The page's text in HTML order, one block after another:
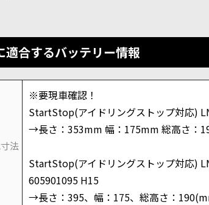
適合するバッテリー情報
法
※要現車確認！
StartStop(アイドリングストップ対応)
→長さ：353mm 幅：175mm 総高さ：
StartStop(アイドリングストップ対応)
605901095 H15
→長さ：395、幅：175、総高さ：